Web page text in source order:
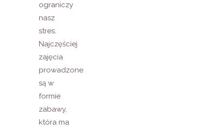
ograniczy
nasz
stres.
Najczęściej
zajęcia
prowadzone
są w
formie
zabawy,
która ma